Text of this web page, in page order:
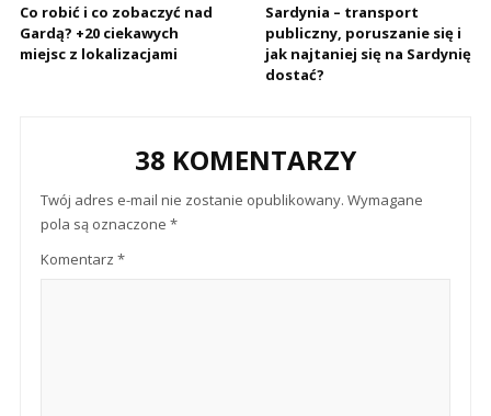
Co robić i co zobaczyć nad
Gardą? +20 ciekawych
miejsc z lokalizacjami
Sardynia – transport
publiczny, poruszanie się i
jak najtaniej się na Sardynię
dostać?
38 KOMENTARZY
Twój adres e-mail nie zostanie opublikowany. Wymagane
pola są oznaczone *
Komentarz *